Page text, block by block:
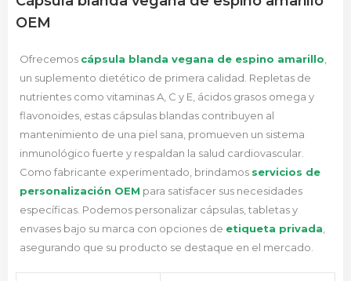
OEM
Ofrecemos cápsula blanda vegana de espino amarillo
un suplemento dietético de primera calidad. Repletas de
nutrientes como vitaminas A, C y E, ácidos grasos omega y
flavonoides, estas cápsulas blandas contribuyen al
mantenimiento de una piel sana, promueven un sistema
inmunológico fuerte y respaldan la salud cardiovascular.
Como fabricante experimentado, brindamos servicios de
personalización OEM para satisfacer sus necesidades
específicas. Podemos personalizar cápsulas, tabletas y
envases bajo su marca con opciones de etiqueta privada
asegurando que su producto se destaque en el mercado.